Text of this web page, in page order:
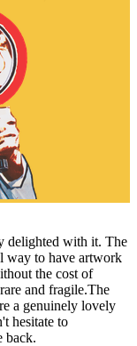
delighted with it. The
way to have artwork
the cost of
and fragile.The
a genuinely lovely
hesitate to
back.